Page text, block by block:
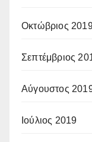
Οκτώβριος
Σεπτέμβριος
Αύγουστος
Ιούλιος 2019